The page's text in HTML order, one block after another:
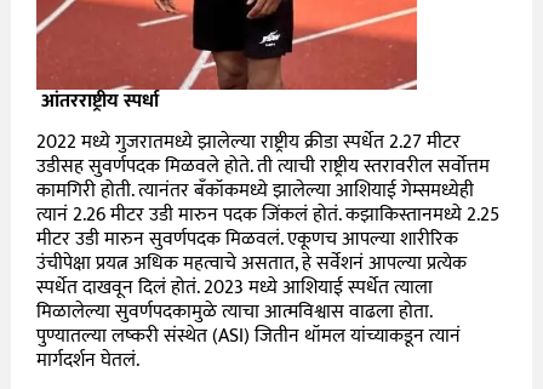
आंतरराष्ट्रीय स्पर्धा
2022मध्ये गुजरातमध्ये झालेल्या राष्ट्रीय क्रीडा स्पर्धेत2.27मीटर
उडीसह सुवर्णपदक मिळवले होते. ती त्याची राष्ट्रीय स्तरावरील सर्वोत्तम
कामगिरी होती. त्यानंतर बँकॉकमध्ये झालेल्या आशियाई गेम्समध्येही
त्यानं2.26मीटर उडी मारुन पदक जिंकलं होतं. कझाकिस्तानमध्ये2.25
मीटर उडी मारुन सुवर्णपदक मिळवलं. एकूणच आपल्या शारीरिक
उंचीपेक्षा प्रयत्न अधिक महत्वाचे असतात, हे सर्वेशनं आपल्या प्रत्येक
स्पर्धेत दाखवून दिलं होतं.2023मध्ये आशियाई स्पर्धेत त्याला
मिळालेल्या सुवर्णपदकामुळे त्याचा आत्मविश्वास वाढला होता.
पुण्यातल्या लष्करी संस्थेत (ASI)जितीन थॉमल यांच्याकडून त्यानं
मार्गदर्शन घेतलं.